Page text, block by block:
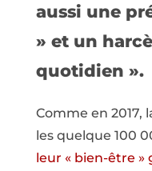
aussi une
» et un
quotidien ».
Comme en 2017,
les quelque 100
leur « bien-être »